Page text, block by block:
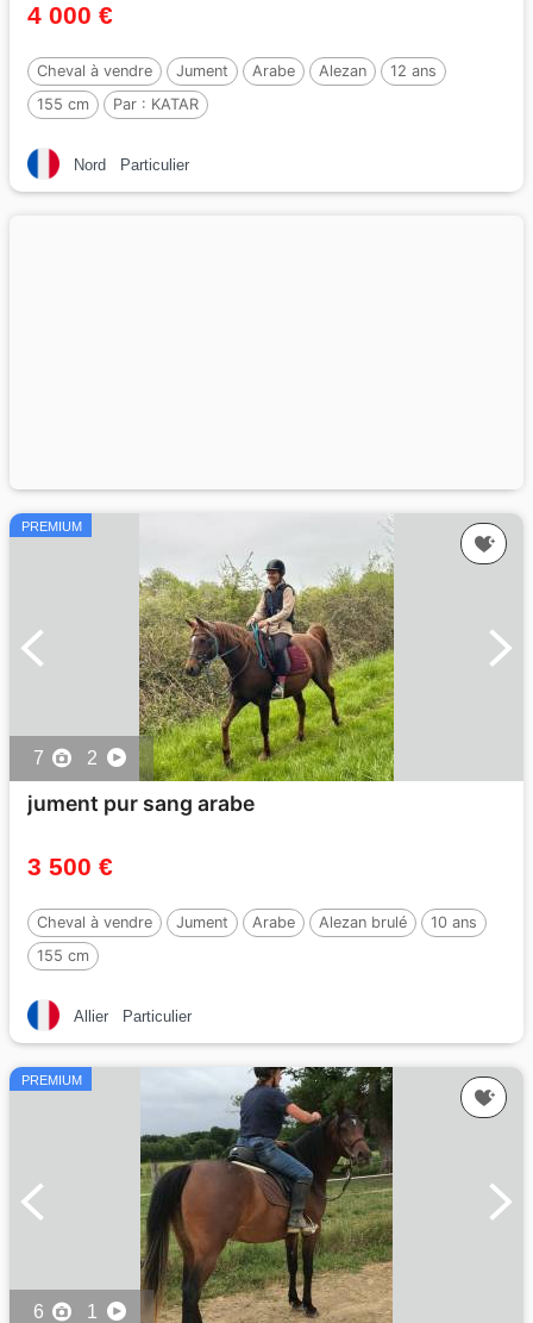
4 000 €
Cheval à vendre Jument Arabe Alezan
12 ans
155 cm
Par : KATAR
Nord Particulier
PREMIUM
7 2
jument pur sang arabe
3 500 €
Cheval à vendre Jument Arabe Alezan brulé
10 ans
155 cm
Allier Particulier
PREMIUM
6 1